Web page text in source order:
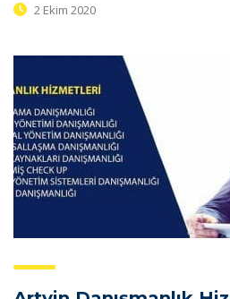
2 Ekim 2020